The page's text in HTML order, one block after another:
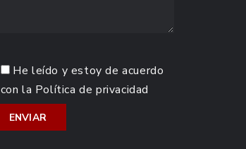
He leído y estoy de acuerdo
con la Política de privacidad